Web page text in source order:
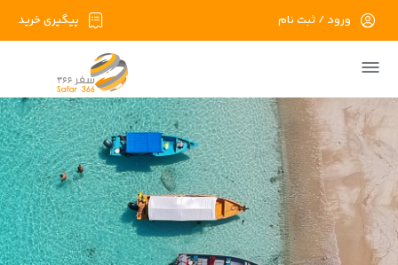
پیگیری خرید ورود / ثبت نام